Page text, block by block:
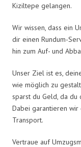
Kiziltepe gelangen.
Wir wissen, dass ein
dir einen Rundum-
hin zum Auf- und
Unser Ziel ist es,
wie möglich zu
sparst du Geld, da du
Dabei garantieren wir
Transport.
Vertraue auf